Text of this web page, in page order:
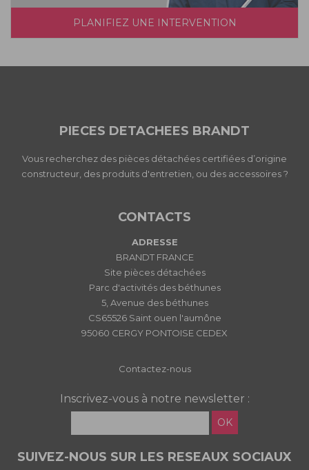
PLANIFIEZ UNE INTERVENTION
PIECES DETACHEES BRANDT
Vous recherchez des pièces détachées certifiées d’origine
constructeur, des produits d'entretien, ou des accessoires ?
CONTACTS
ADRESSE
BRANDT FRANCE
Site pièces détachées
Parc d'activités des béthunes
5, Avenue des béthunes
CS65526 Saint ouen l'aumône
95060 CERGY PONTOISE CEDEX
Contactez-nous
Inscrivez-vous à notre newsletter :
OK
SUIVEZ-NOUS SUR LES RESEAUX SOCIAUX